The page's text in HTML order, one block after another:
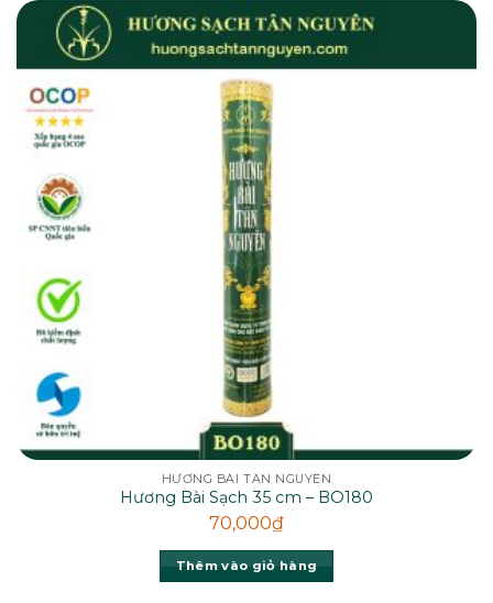
HƯƠNG BÀI TÂN NGUYÊN
Hương Bài Sạch 35 cm – BO180
70,000₫
Thêm vào giỏ hàng